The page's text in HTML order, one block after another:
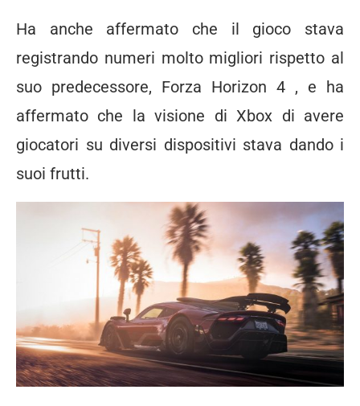
Ha anche affermato che il gioco stava
registrando numeri molto migliori rispetto al
suo predecessore, Forza Horizon 4 , e ha
affermato che la visione di Xbox di avere
giocatori su diversi dispositivi stava dando i
suoi frutti.